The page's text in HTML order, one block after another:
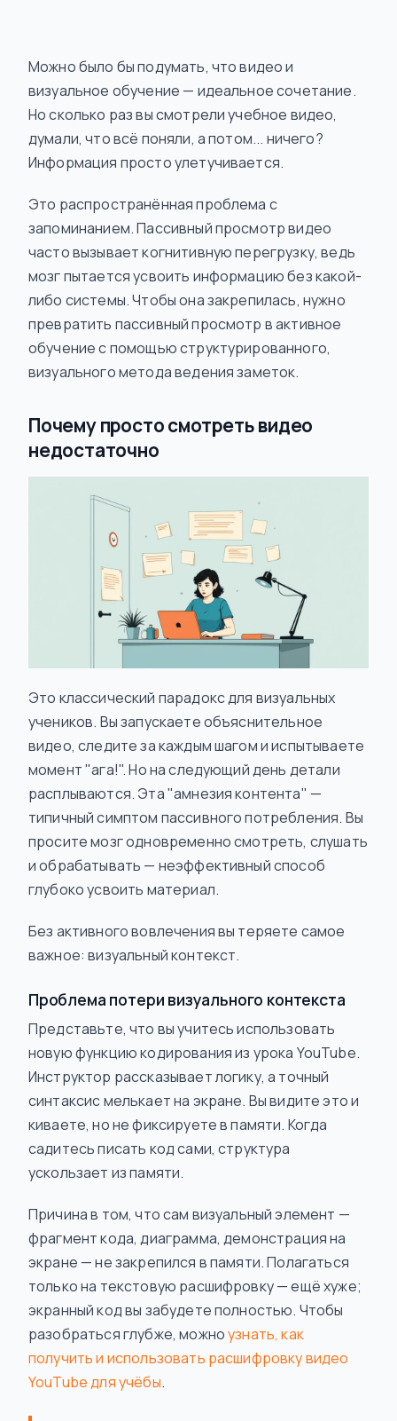
Можно было бы подумать, что видео и
визуальное обучение — идеальное сочетание.
Но сколько раз вы смотрели учебное видео,
думали, что всё поняли, а потом... ничего?
Информация просто улетучивается.
Это распространённая проблема с
запоминанием. Пассивный просмотр видео
часто вызывает когнитивную перегрузку, ведь
мозг пытается усвоить информацию без какой-
либо системы. Чтобы она закрепилась, нужно
превратить пассивный просмотр в активное
обучение с помощью структурированного,
визуального метода ведения заметок.
Почему просто смотреть видео
недостаточно
Это классический парадокс для визуальных
учеников. Вы запускаете объяснительное
видео, следите за каждым шагом и испытываете
момент "ага!". Но на следующий день детали
расплываются. Эта "амнезия контента" —
типичный симптом пассивного потребления. Вы
просите мозг одновременно смотреть, слушать
и обрабатывать — неэффективный способ
глубоко усвоить материал.
Без активного вовлечения вы теряете самое
важное: визуальный контекст.
Проблема потери визуального контекста
Представьте, что вы учитесь использовать
новую функцию кодирования из урока YouTube.
Инструктор рассказывает логику, а точный
синтаксис мелькает на экране. Вы видите это и
киваете, но нефиксируетев памяти. Когда
садитесь писать код сами, структура
ускользает из памяти.
Причина в том, что сам визуальный элемент —
фрагмент кода, диаграмма, демонстрация на
экране — не закрепился в памяти. Полагаться
только на текстовую расшифровку — ещё хуже;
экранный код вы забудете полностью. Чтобы
разобраться глубже, можноузнать, как
получить и использовать расшифровку видео
YouTube для учёбы.